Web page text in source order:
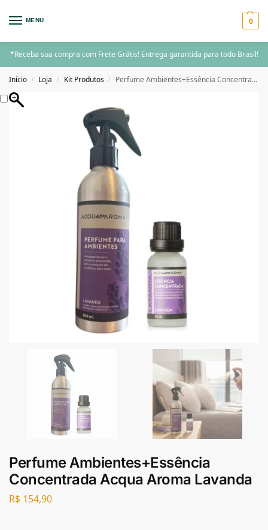
MENU 0
*Receba sua compra com Frete Grátis! Entrega garantida para todo Brasil!
Início / Loja / Kit Produtos / Perfume Ambientes+Essência Concentrada Acqua Aroma Lavanda
Perfume Ambientes+Essência
Concentrada Acqua Aroma Lavanda
R$ 154,90